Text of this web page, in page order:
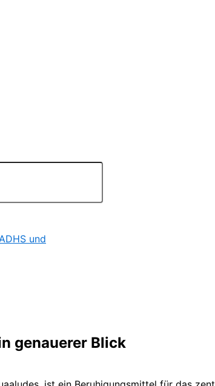
und
genauerer Blick